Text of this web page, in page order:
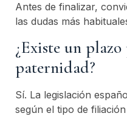
Antes de finalizar,
las dudas más
¿Existe un
paternidad?
Sí. La legislación
según el tipo de